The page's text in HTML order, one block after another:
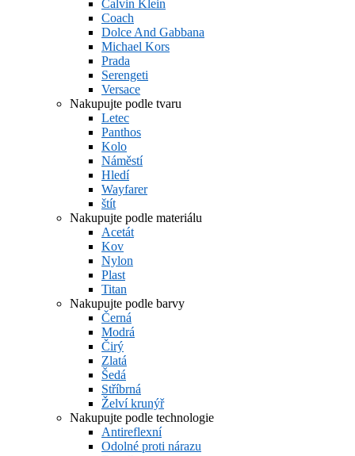
Calvin Klein
Coach
Dolce And Gabbana
Michael Kors
Prada
Serengeti
Versace
Nakupujte podle tvaru
Letec
Panthos
Kolo
Náměstí
Hledí
Wayfarer
štít
Nakupujte podle materiálu
Acetát
Kov
Nylon
Plast
Titan
Nakupujte podle barvy
Černá
Modrá
Čirý
Zlatá
Šedá
Stříbrná
Želví krunýř
Nakupujte podle technologie
Antireflexní
Odolné proti nárazu